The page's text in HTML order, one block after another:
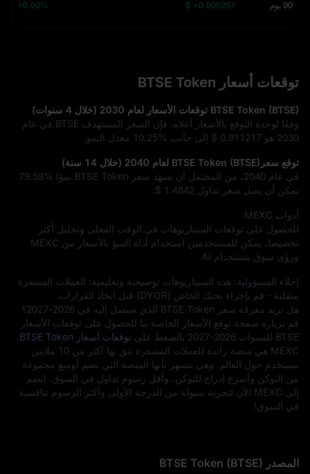
90 يوم $ +0.000297
+0.00%
توقعات أسعار BTSE Token
BTSE Token (BTSE) توقعات الأسعار لعام 2030 (خلال 4 سنوات)
وفقًا لوحدة التوقع بالأسعار أعلاه، فإن السعر المستهدف BTSE في عام
2030 هو
$ 0.911217 إلى جانب 10.25% معدل النمو.
توقع سعرBTSE Token (BTSE) لعام 2040 (خلال 14 سنة)
في عام 2040، من المحتمل أن يشهد سعر BTSE Token نموًا
79.59%
يمكن أن يصل سعر تداول $ 1.4842
أدوات MEXC
للحصول على توقعات السيناريوهات في الوقت الفعلي وتحليل أكثر
تخصيصا، يمكن للمستخدمين استخدام أداة التنبؤ بالأسعار من MEXC
ورؤى سوق بتستخدام AI.
إخلاء المسؤولية: هذه السيناريوهات توضيحية وتعليمية؛ العملات المشفرة
متقلبة - قم بإجراء بحثك الخاص (DYOR) قبل اتخاذ القرارات.
هل تريد معرفة سعر BTSE Token الذي سيصل إليه في 2026-2027؟
قم بزيارة صفحة توقع الأسعار الخاصة بنا للحصول على توقعات الأسعار
BTSE للسنوات 2026-2027 بالضغط على
توقعات أسعار BTSE Token
MEXC هي منصة رائدة للعملات المشفرة يثق بها أكثر من 10 ملايين
مستخدم حول العالم. وهي تشتهر بأنها المنصة التي تضم أوسع مجموعة
من التوكن وأسرع إدراج للتوكن، وأقل رسوم تداول في السوق. انضم
إلى MEXC الآن لتجربة سيولة من الدرجة الأولى وأكثر الرسوم تنافسية
في السوق!
المصدر BTSE Token (BTSE)